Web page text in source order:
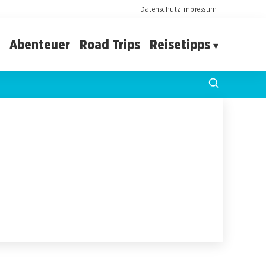
DatenschutzImpressum
Abenteuer Road Trips Reisetipps